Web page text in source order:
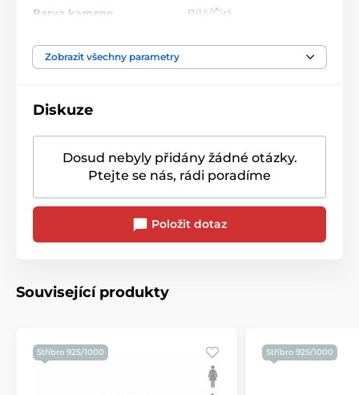
Barva kamene Bílá/Čirá
Zobrazit všechny parametry
Diskuze
Dosud nebyly přidány žádné otázky.
Ptejte se nás, rádi poradíme
Položit dotaz
Související produkty
Stříbro 925/1000 Stříbro 925/1000